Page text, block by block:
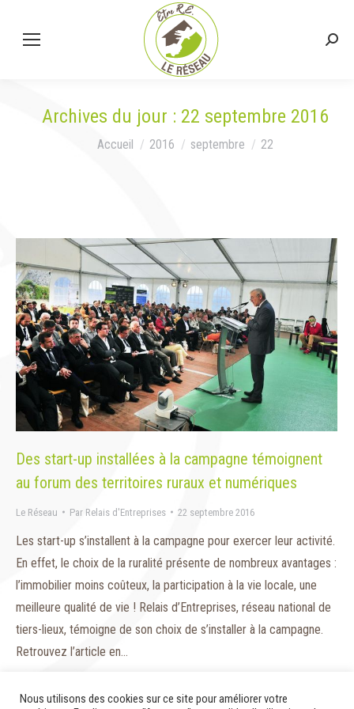
Archives du jour : 22 septembre 2016
Vous êtes ici :
Accueil 2016 septembre 22
Des start-up installées à la campagne témoignent
au forum des territoires ruraux et numériques
Le Réseau Par Relais d'Entreprises 22 septembre 2016
Les start-up s’installent à la campagne pour exercer leur activité.
En effet, le choix de la ruralité présente de nombreux avantages :
l’immobilier moins coûteux, la participation à la vie locale, une
meilleure qualité de vie ! Relais d’Entreprises, réseau national de
tiers-lieux, témoigne de son choix de s’installer à la campagne.
Retrouvez l’article en…
Nous utilisons des cookies sur ce site pour améliorer votre